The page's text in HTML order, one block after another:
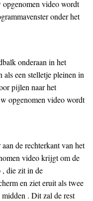
video wordt
onder het
onderaan in het
een stelletje pleinen in
pijlen naar het
opgenomen video wordt
de rechterkant van het
video krijgt om de
die zit in de
en ziet eruit als twee
. Dit zal de rest